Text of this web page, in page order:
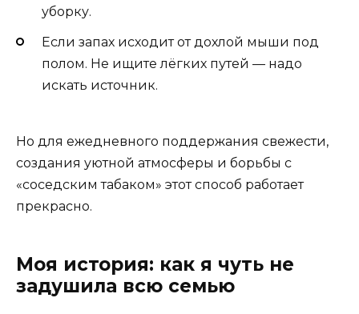
уборку.
Если запах исходит от дохлой мыши под
полом. Не ищите лёгких путей — надо
искать источник.
Но для ежедневного поддержания свежести,
создания уютной атмосферы и борьбы с
«соседским табаком» этот способ работает
прекрасно.
Моя история: как я чуть не
задушила всю семью